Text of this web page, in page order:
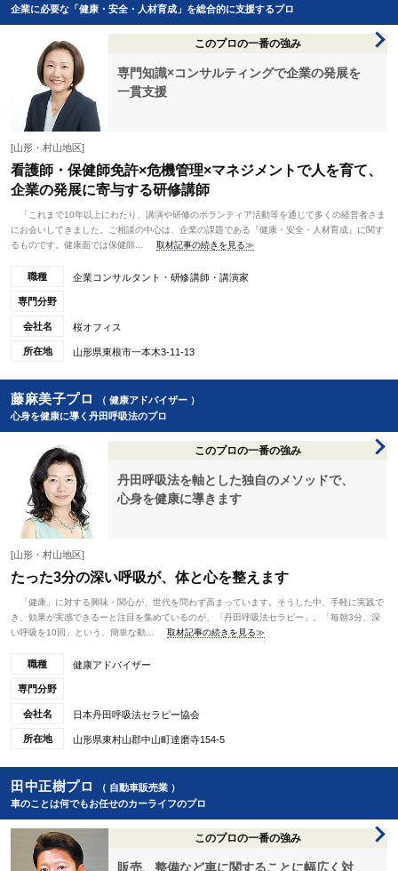
企業に必要な「健康・安全・人材育成」を総合的に支援するプロ
このプロの一番の強み
専門知識×コンサルティングで企業の発展を
一貫支援
[山形・村山地区]
看護師・保健師免許×危機管理×マネジメントで人を育て、
企業の発展に寄与する研修講師
「これまで10年以上にわたり、講演や研修のボランティア活動等を通じて多くの経営者さま
にお会いしてきました。ご相談の中心は、企業の課題である『健康・安全・人材育成』に関す
るものです。健康面では保健師...
取材記事の続きを見る≫
職種 企業コンサルタント・研修講師・講演家
専門分野
会社名 桜オフィス
所在地 山形県東根市一本木3-11-13
藤麻美子プロ
（ 健康アドバイザー ）
心身を健康に導く丹田呼吸法のプロ
このプロの一番の強み
丹田呼吸法を軸とした独自のメソッドで、
心身を健康に導きます
[山形・村山地区]
たった3分の深い呼吸が、体と心を整えます
「健康」に対する興味・関心が、世代を問わず高まっています。そうした中、手軽に実践で
き、効果が実感できるーと注目を集めているのが、「丹田呼吸法セラピー」。「毎朝3分、深
い呼吸を10回」という、簡単な動...
取材記事の続きを見る≫
職種 健康アドバイザー
専門分野
会社名 日本丹田呼吸法セラピー協会
所在地 山形県東村山郡中山町達磨寺154-5
田中正樹プロ
（ 自動車販売業 ）
車のことは何でもお任せのカーライフのプロ
このプロの一番の強み
販売、整備など車に関することに幅広く対